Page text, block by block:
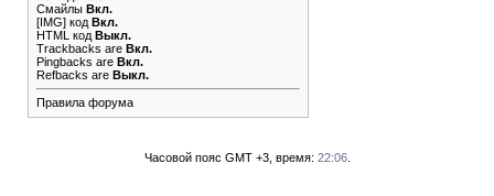
Смайлы Вкл.
[IMG] код Вкл.
HTML код Выкл.
Trackbacks are Вкл.
Pingbacks are Вкл.
Refbacks are Выкл.
Правила форума
Часовой пояс GMT +3, время: 22:06.